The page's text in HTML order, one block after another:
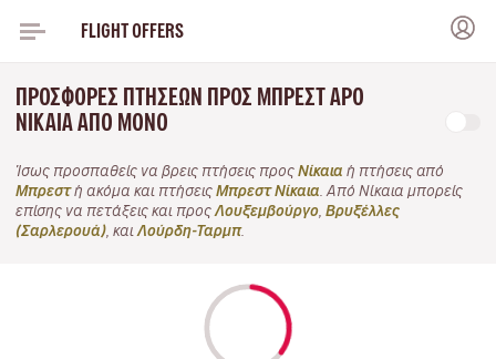
FLIGHT OFFERS
ΠΡΟΣΦΟΡΈΣ ΠΤΉΣΕΩΝ ΠΡΟΣ ΜΠΡΕΣΤ APO
ΝΊΚΑΙΑ ΑΠΌ ΜΌΝΟ
Ίσως προσπαθείς να βρεις πτήσεις προς Νίκαια ή πτήσεις από
Μπρεστή ακόμα και πτήσεις Μπρεστ Νίκαια . Από Νίκαια μπορείς
επίσης να πετάξεις και προς Λουξεμβούργο Βρυξέλλες
(Σαρλερουά) , και Λούρδη-Ταρμπ.